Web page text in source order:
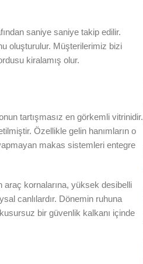
saniye saniye takip edilir.
oluşturulur. Müşterilerimiz bizi
kiralamış olur.
tartışmasız en görkemli vitrinidir.
Özellikle gelin hanımların o
makas sistemleri entegre
araç kornalarına, yüksek desibelli
canlılardır. Dönemin ruhuna
bir güvenlik kalkanı içinde